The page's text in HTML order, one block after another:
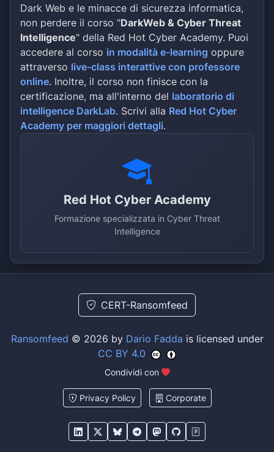
Dark Web e le minacce di sicurezza informatica,
non perdere il corso "DarkWeb & Cyber Threat
Intelligence" della Red Hot Cyber Academy. Puoi
accedere al corso in modalità e-learning oppure
attraverso live-class interattive con professore
online. Inoltre, il corso non finisce con la
certificazione, ma all'interno del laboratorio di
intelligence DarkLab. Scrivi alla Red Hot Cyber
Academy per maggiori dettagli.
Red Hot Cyber Academy
Formazione specializzata in Cyber Threat
Intelligence
CERT-Ransomfeed
Ransomfeed © 2026 by Dario Fadda is licensed under
CC BY 4.0
Condividi con
Privacy Policy Corporate